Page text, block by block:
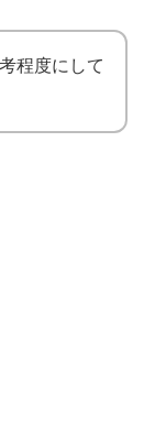
程度にして